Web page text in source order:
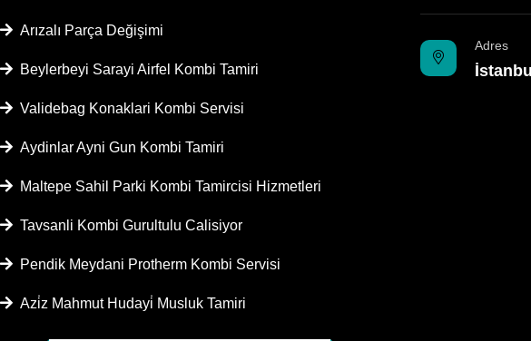
Arızalı Parça Değişimi
Beylerbeyi Sarayi Airfel Kombi Tamiri
Validebag Konaklari Kombi Servisi
Aydinlar Ayni Gun Kombi Tamiri
Maltepe Sahil Parki Kombi Tamircisi Hizmetleri
Tavsanli Kombi Gurultulu Calisiyor
Pendik Meydani Protherm Kombi Servisi
Azi̇z Mahmut Hudayi̇ Musluk Tamiri
Adres